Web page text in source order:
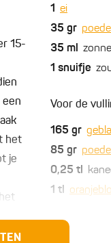
1 ei
35 gr
35 ml
1 snuifje
Voor de
165 gr
85 gr
0,25 tl
1 tl
Overig:
15-
een
het
je
dit
de